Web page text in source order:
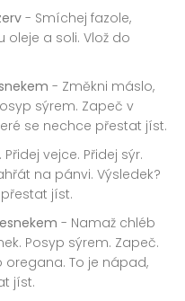
- Smíchej fazole,
oleje a soli. Vlož do
- Změkni máslo,
sýrem. Zapeč v
se nechce přestat jíst.
Přidej vejce. Přidej sýr.
na pánvi. Výsledek?
jíst.
- Namaž chléb
Posyp sýrem. Zapeč.
oregana. To je nápad,
jíst.